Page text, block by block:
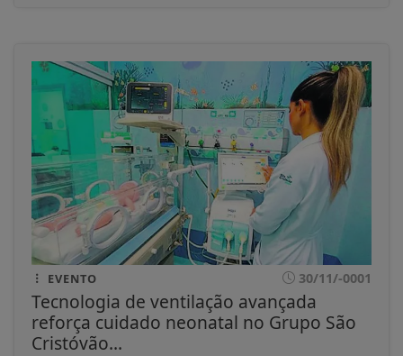
EVENTO 30/11/-0001
Tecnologia de ventilação avançada
reforça cuidado neonatal no Grupo São
Cristóvão...